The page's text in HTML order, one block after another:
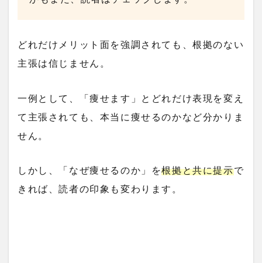
どれだけメリット面を強調されても、根拠のない
主張は信じません。
一例として、「痩せます」とどれだけ表現を変え
て主張されても、本当に痩せるのかなど分かりま
せん。
しかし、「なぜ痩せるのか」を根拠と共に提示で
きれば、読者の印象も変わります。